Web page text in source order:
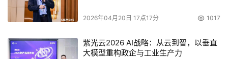
委扯皮;业务状况变得可描述，量化，对当期业务状况可以
做到实时查询，对未来业务发展进行预测并做出相关数字化
决策;清楚公司的价值客户，并对有限资源做到最佳分配;人
员行动与业务目标关联，公司整体工作效率大幅提高;客户
2026年04月20日 17点17分 1017
紫光云2026 AI战略：从云到智，以垂直
大模型重构政企与工业生产力